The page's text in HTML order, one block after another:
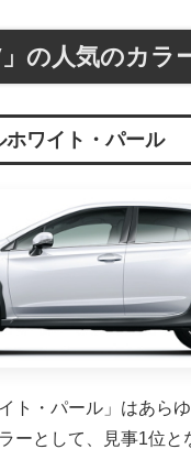
の人気のカラ
ホワイト・パール
ト・パール」はあら
ーとして、見事1位と